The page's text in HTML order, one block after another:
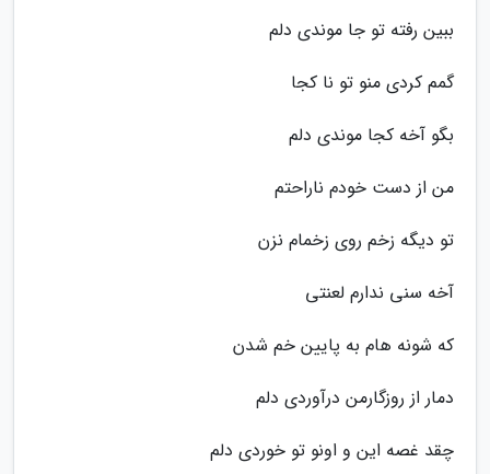
ببین رفته تو جا موندی دلم
گمم کردی منو تو نا کجا
بگو آخه کجا موندی دلم
من از دست خودم ناراحتم
تو دیگه زخم روی زخمام نزن
آخه سنی ندارم لعنتی
که شونه هام به پایین خم شدن
دمار از روزگارمن درآوردی دلم
چقد غصه این و اونو تو خوردی دلم